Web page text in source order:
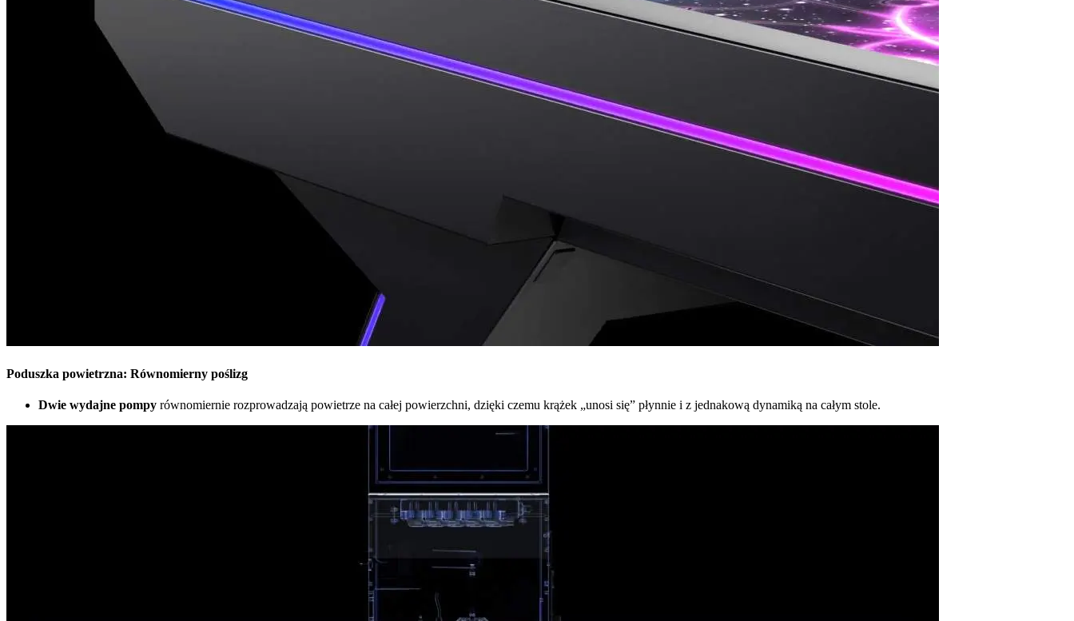
Poduszka powietrzna: Równomierny poślizg
Dwie wydajne pompy równomiernie rozprowadzają powietrze na całej powierzchni, dzięki czemu krążek „unosi się” płynnie i z jednakową dynamiką na całym stole.